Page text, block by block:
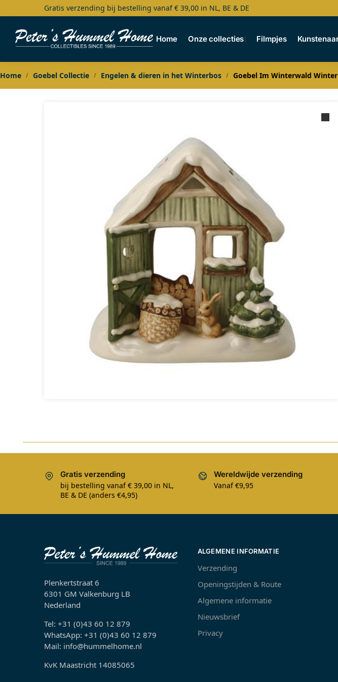
Gratis verzending bij bestelling vanaf € 39,00 in NL, BE & DE
Home Onze collecties Filmpjes
Search
Home / Goebel Collectie / Engelen & dieren in het Winterbos / Goebel Im Winterwald
Gratis verzending
bij bestelling vanaf € 39,00 in NL,
BE & DE (anders €4,95)
Wereldwijde verzending
Vanaf €9,95
Plenkertstraat 6
6301 GM Valkenburg LB
Nederland
Tel: +31 (0)43 60 12 879
WhatsApp: +31 (0)43 60 12 879
Mail: info@hummelhome.nl
KvK Maastricht 14085065
ALGEMENE INFORMATIE
Verzending
Openingstijden & Route
Algemene informatie
Nieuwsbrief
Privacy